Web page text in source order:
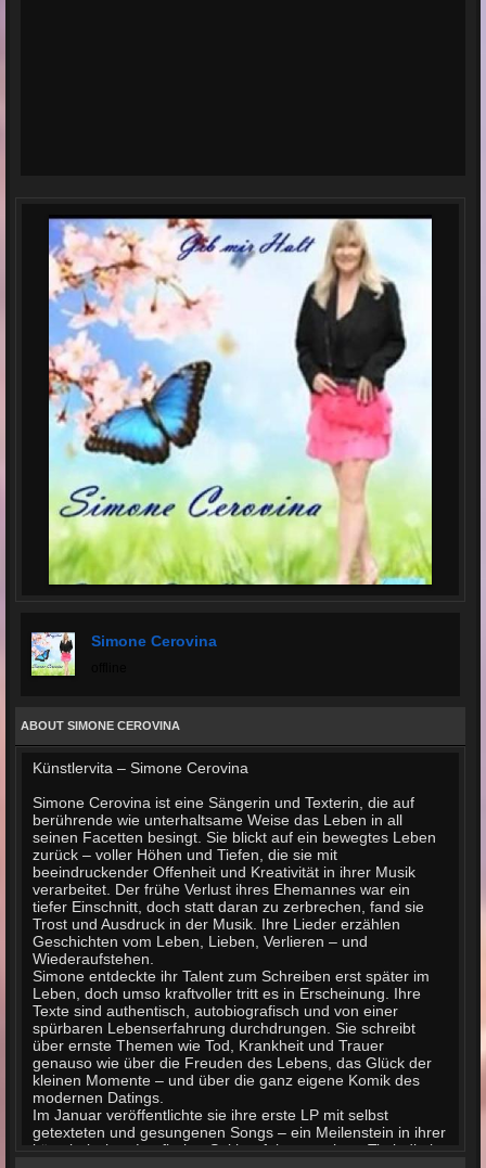
Simone Cerovina
ABOUT SIMONE CEROVINA
Künstlervita – Simone Cerovina
Simone Cerovina ist eine Sängerin und Texterin, die auf
berührende wie unterhaltsame Weise das Leben in all
seinen Facetten besingt. Sie blickt auf ein bewegtes Leben
zurück – voller Höhen und Tiefen, die sie mit
beeindruckender Offenheit und Kreativität in ihrer Musik
verarbeitet. Der frühe Verlust ihres Ehemannes war ein
tiefer Einschnitt, doch statt daran zu zerbrechen, fand sie
Trost und Ausdruck in der Musik. Ihre Lieder erzählen
Geschichten vom Leben, Lieben, Verlieren – und
Wiederaufstehen.
Simone entdeckte ihr Talent zum Schreiben erst später im
Leben, doch umso kraftvoller tritt es in Erscheinung. Ihre
Texte sind authentisch, autobiografisch und von einer
spürbaren Lebenserfahrung durchdrungen. Sie schreibt
über ernste Themen wie Tod, Krankheit und Trauer
genauso wie über die Freuden des Lebens, das Glück der
kleinen Momente – und über die ganz eigene Komik des
modernen Datings.
Im Januar veröffentlichte sie ihre erste LP mit selbst
getexteten und gesungenen Songs – ein Meilenstein in ihrer
künstlerischen Laufbahn. Seither folgten weitere Titel, die in